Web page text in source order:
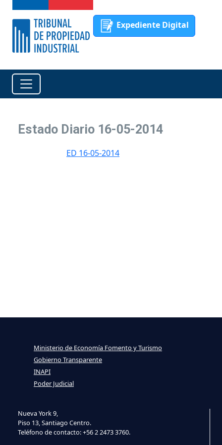
Expediente Digital
Estado Diario 16-05-2014
ED 16-05-2014
Nueva York 9,
Piso 13, Santiago Centro.
Teléfono de contacto: +56 2 2473 3760.
Ministerio de Economía Fomento y Turismo
Gobierno Transparente
INAPI
Poder Judicial